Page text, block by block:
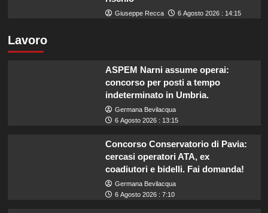
Giuseppe Recca 6 Agosto 2026 : 14:15
Lavoro
ASPEM Narni assume operai:
concorso per posti a tempo
indeterminato in Umbria.
Germana Bevilacqua
6 Agosto 2026 : 13:15
Concorso Conservatorio di Pavia:
cercasi operatori ATA, ex
coadiutori e bidelli. Fai domanda!
Germana Bevilacqua
6 Agosto 2026 : 7:10